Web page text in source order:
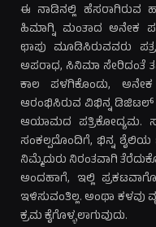
ಈ ನಾಡಿನಲ್ಲಿ ಹೆಸರಾಗಿರುವ
ಹಿಮಾಗ್ನಿ ಮಂತಾದ ಅನೇಕ
ಛಾಪು ಮೂಡಿಸಿರುವವರು
ಅಪರಾಧ, ಸಿನಿಮಾ ಸೇರಿದಂತೆ
ಕಾಲ ಪಳಗಿಕೊಂಡು, ಅನೇಕ
ಆರಂಭಿಸಿರುವ ವಿಭಿನ್ನ ಡಿಜಿಟಲ್
ಆಯಾಮದ ಪತ್ರಿಕೋದ್ಯಮ.
ಸಂಕಲ್ಪದೊಂದಿಗೆ, ಭಿನ್ನ
ನಿಮ್ಮೆದುರು ನಿರಂತವಾಗಿ
ಅಂದಹಾಗೆ, ಇಲ್ಲಿ
ಇಳಿಸುವಂತಿಲ್ಲ. ಅಂಥಾ ಕಳವು
ಕ್ರಮ ಕೈಗೊಳ್ಳಲಾಗುವುದು.